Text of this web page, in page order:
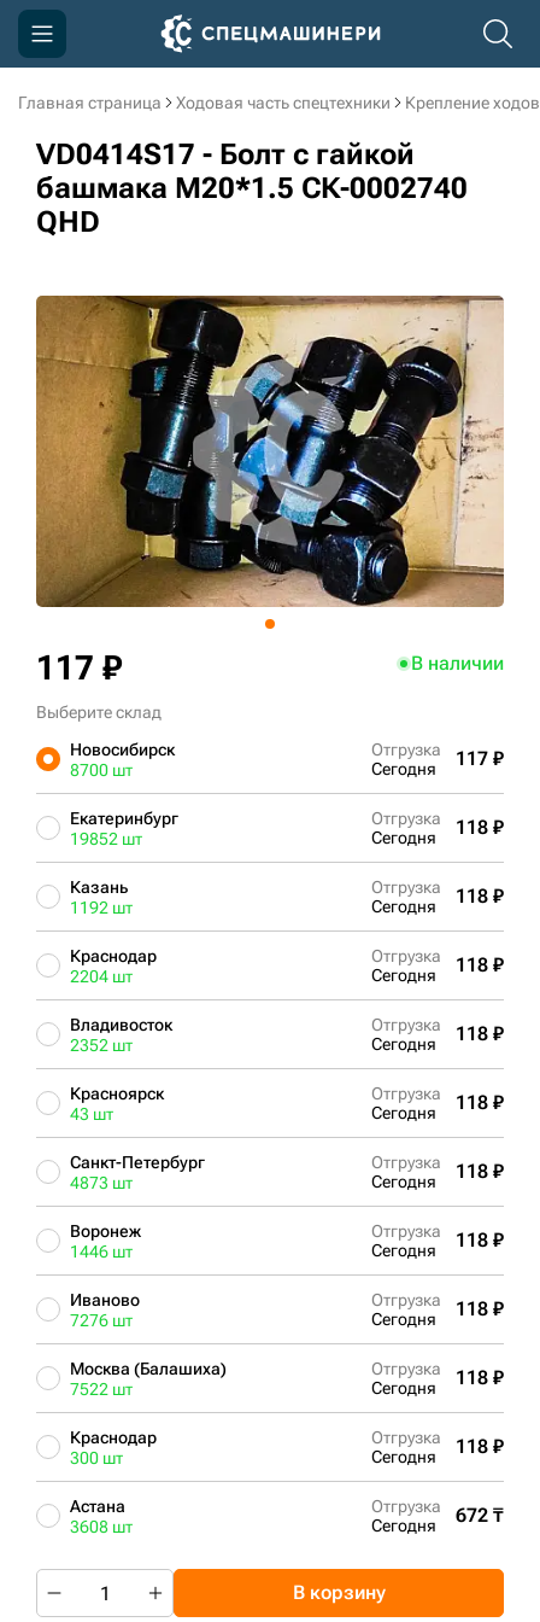
Главная страница Ходовая часть спецтехники Крепление
VD0414S17 - Болт с гайкой
башмака M20*1.5 СК-0002740
QHD
117 ₽ В наличии
Выберите склад
Новосибирск
8700 шт
Отгрузка
Сегодня
117 ₽
Екатеринбург
19852 шт
Отгрузка
Сегодня
118 ₽
Казань
1192 шт
Отгрузка
Сегодня
118 ₽
Краснодар
2204 шт
Отгрузка
Сегодня
118 ₽
Владивосток
2352 шт
Отгрузка
Сегодня
118 ₽
Красноярск
43 шт
Отгрузка
Сегодня
118 ₽
Санкт-Петербург
4873 шт
Отгрузка
Сегодня
118 ₽
Воронеж
1446 шт
Отгрузка
Сегодня
118 ₽
Иваново
7276 шт
Отгрузка
Сегодня
118 ₽
Москва (Балашиха)
7522 шт
Отгрузка
Сегодня
118 ₽
Краснодар
300 шт
Отгрузка
Сегодня
118 ₽
Астана
3608 шт
Отгрузка
Сегодня
672 ₸
В корзину
Компания
Акции
Доставка и оплата
Контакты
3D тур по производству
3D тур по складам
sksale@skdst.ru
+7 (499) 394-50-93